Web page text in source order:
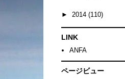
► 2014 (110)
LINK
ANFA
ページビュー